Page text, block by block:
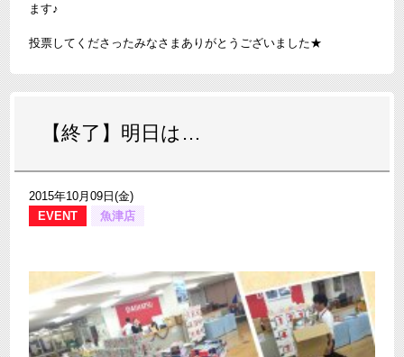
ます♪
投票してくださったみなさまありがとうございました★
【終了】明日は…
2015年10月09日(金)
EVENT
魚津店